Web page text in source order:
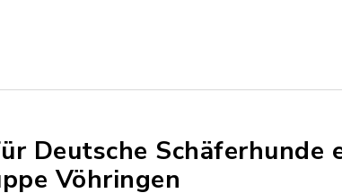
Deutsche Schäferhunde
Vöhringen